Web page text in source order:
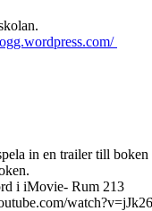
in en trailer till boken
i iMovie- Rum 213